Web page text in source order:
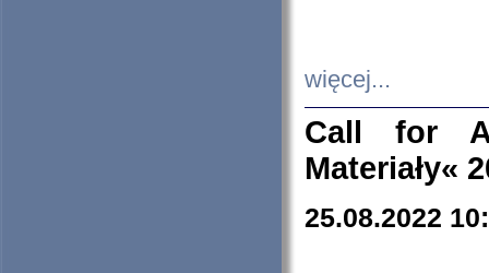
więcej...
Call for
Materiały«
25.08.2022